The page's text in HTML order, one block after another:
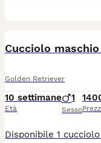
Cucciolo
Golden Retriever
10 settimane
Età
1
Sesso